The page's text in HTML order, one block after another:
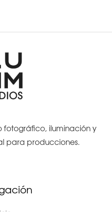
iluminación y
para producciones.